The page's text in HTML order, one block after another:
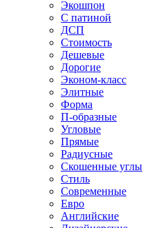
Экошпон
С патиной
ДСП
Стоимость
Дешевые
Дорогие
Эконом-класс
Элитные
Форма
П-образные
Угловые
Прямые
Радиусные
Скошенные углы
Стиль
Современные
Евро
Английские